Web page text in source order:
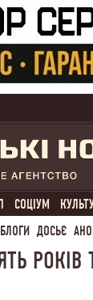
СОЦІУМ
БЛОГИ ДОСЬЄ